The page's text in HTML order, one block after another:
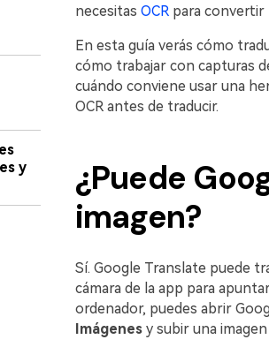
y
necesitas OCRpara convertir
En esta guía verás cómo
cómo trabajar con capturas
cuándo conviene usar una
OCR antes de traducir.
¿Puede
imagen?
Sí. Google Translate puede
cámara de la app para
ordenador, puedes abrir
Imágenesy subir una